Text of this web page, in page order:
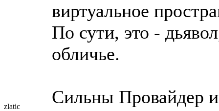
zlatic
виртуальное
По сути, это -
обличье.
Сильны Провайдер и